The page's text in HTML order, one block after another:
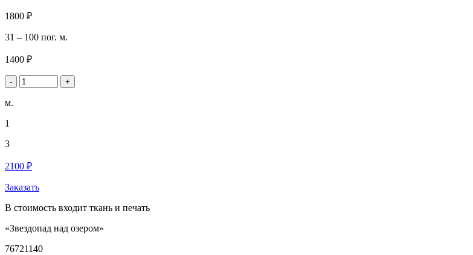
1800 ₽
31 – 100 пог. м.
1400 ₽
- +
м.
1
3
2100 ₽
Заказать
В стоимость входит ткань и печать
«Звездопад над озером»
76721140